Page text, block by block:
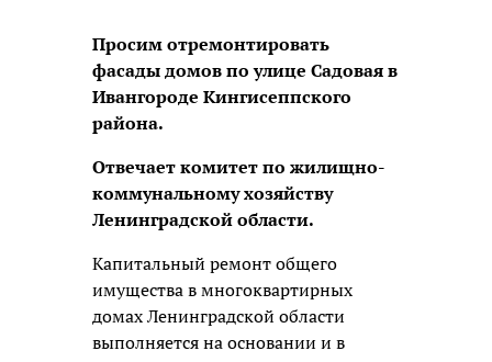
Просим отремонтировать
фасады домов по улице Садовая в
Ивангороде Кингисеппского
района.
Отвечает комитет по жилищно-
коммунальному хозяйству
Ленинградской области.
Капитальный ремонт общего
имущества в многоквартирных
домах Ленинградской области
выполняется на основании и в